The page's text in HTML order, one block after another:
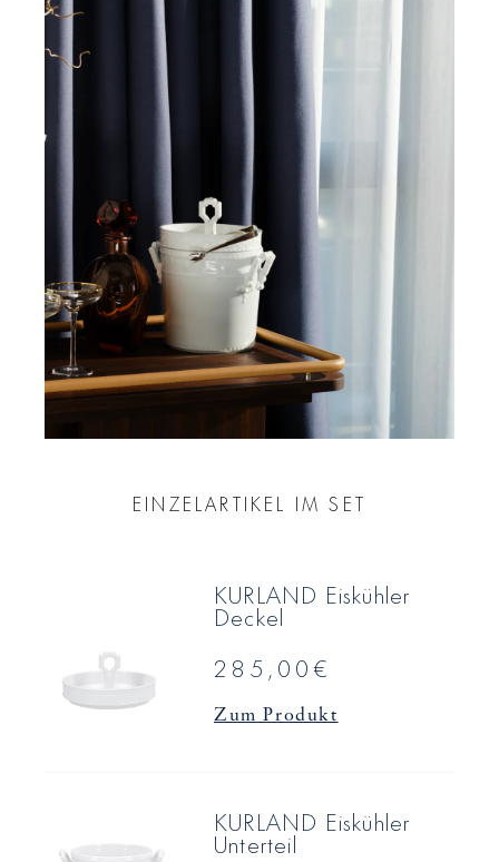
EINZELARTIKEL IM SET
KURLAND Eiskühler
Deckel
285,00€
Zum Produkt
KURLAND Eiskühler
Unterteil